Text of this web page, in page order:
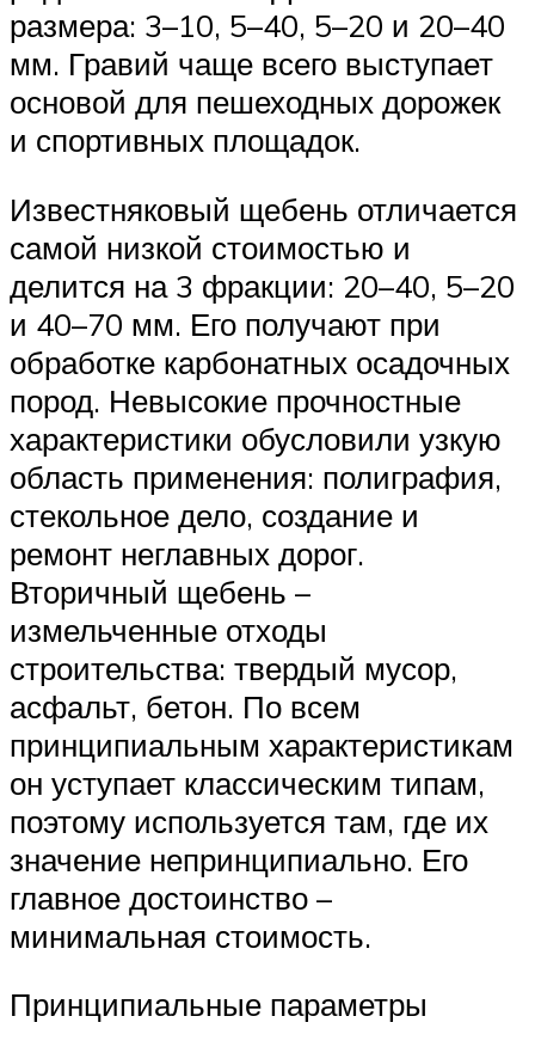
размера: 3–10, 5–40, 5–20 и 20–40
мм. Гравий чаще всего выступает
основой для пешеходных дорожек
и спортивных площадок.
Известняковый щебень отличается
самой низкой стоимостью и
делится на 3 фракции: 20–40, 5–20
и 40–70 мм. Его получают при
обработке карбонатных осадочных
пород. Невысокие прочностные
характеристики обусловили узкую
область применения: полиграфия,
стекольное дело, создание и
ремонт неглавных дорог.
Вторичный щебень –
измельченные отходы
строительства: твердый мусор,
асфальт, бетон. По всем
принципиальным характеристикам
он уступает классическим типам,
поэтому используется там, где их
значение непринципиально. Его
главное достоинство –
минимальная стоимость.
Принципиальные параметры